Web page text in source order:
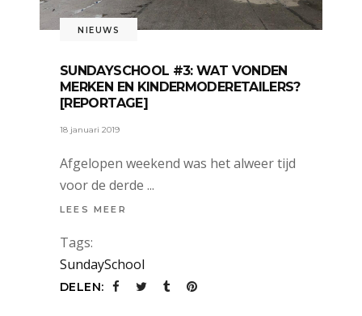
NIEUWS
SUNDAYSCHOOL #3: WAT VONDEN
MERKEN EN KINDERMODERETAILERS?
[REPORTAGE]
18 januari 2019
Afgelopen weekend was het alweer tijd
voor de derde
LEES MEER
Tags:
SundaySchool
DELEN: